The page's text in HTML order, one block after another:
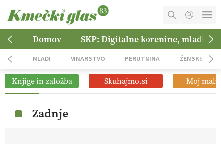
MOJ RAČUN
NAROČITE SE
OGLASNO TRŽENJE
Domov SKP: Digitalne korenine, mladi
MLADI VINARSTVO PERUTNINA ŽENSKE
Knjige in založba Skuhajmo.si Moj mali
Zadnje